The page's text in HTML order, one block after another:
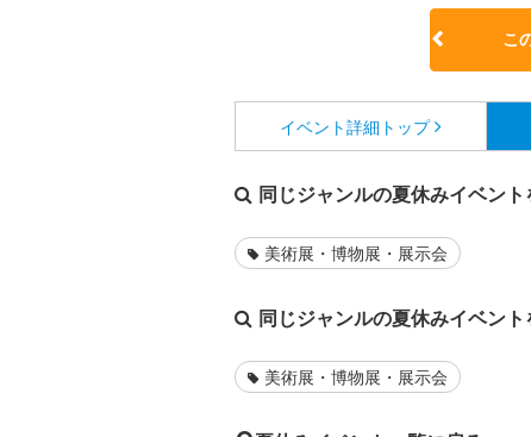
こ
イベント詳細 トップ
同じジャンルの夏休みイベント
美術展・博物展・展示会
同じジャンルの夏休みイベント
美術展・博物展・展示会